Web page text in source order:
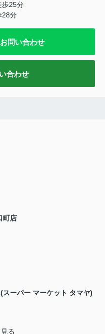
歩25分
28分
問い合わせ
合わせ
町店
ーパー マーケット タマヤ)
る